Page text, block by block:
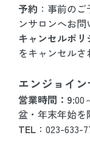
予約 ：事前の
ンサロンへお問
キャンセルポリ
をキャンセルさ
エンジョイ
営業時間：9:00
盆・年末年始を
TEL ：023-633-